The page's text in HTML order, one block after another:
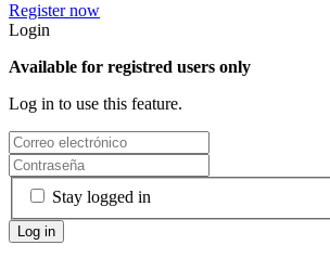
Register now
Login
Available for registred users only
Log in to use this feature.
Stay logged in